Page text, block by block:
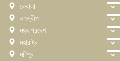
কেরালা
লক্ষদ্বীপ
মধ্য প্রদেশ
মহারাষ্ট্র
মণিপুর